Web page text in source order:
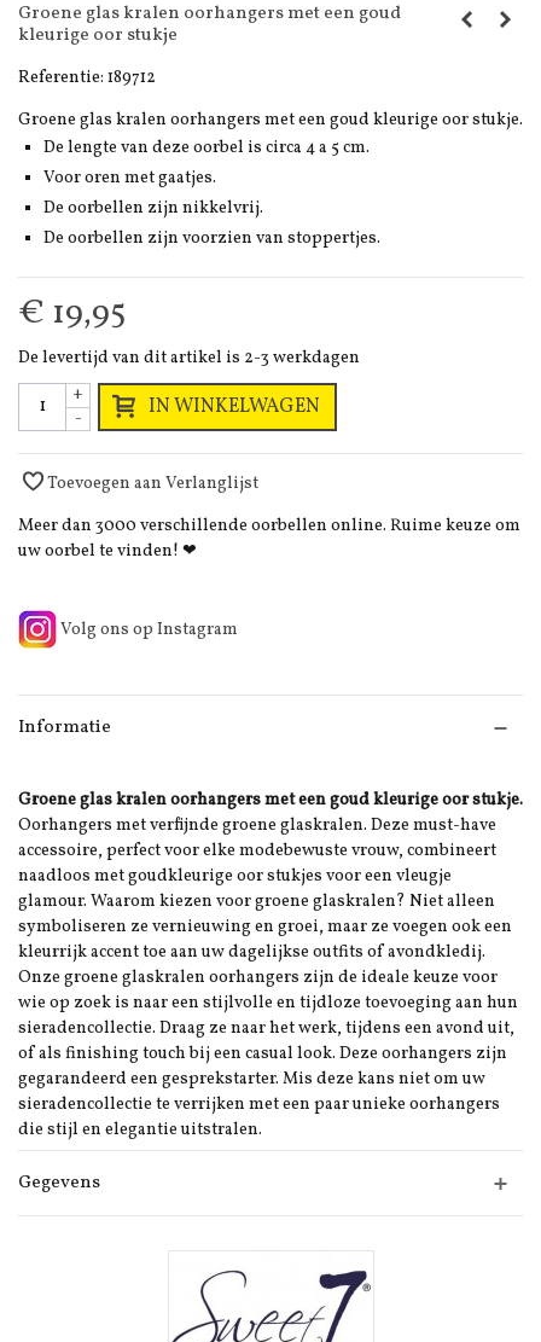
Groene glas kralen oorhangers met een goud
kleurige oor stukje
Referentie: 189712
Groene glas kralen oorhangers met een goud kleurige oor stukje.
De lengte van deze oorbel is circa 4 a 5 cm.
Voor oren met gaatjes.
De oorbellen zijn nikkelvrij.
De oorbellen zijn voorzien van stoppertjes.
€ 19,95
De levertijd van dit artikel is 2-3 werkdagen
-
+ IN WINKELWAGEN
Toevoegen aan Verlanglijst
Meer dan 3000 verschillende oorbellen online. Ruime keuze om
uw oorbel te vinden! ❤
Volg ons op Instagram
Informatie
Groene glas kralen oorhangers met een goud kleurige oor stukje.
Oorhangers met verfijnde groene glaskralen. Deze must-have
accessoire, perfect voor elke modebewuste vrouw, combineert
naadloos met goudkleurige oor stukjes voor een vleugje
glamour. Waarom kiezen voor groene glaskralen? Niet alleen
symboliseren ze vernieuwing en groei, maar ze voegen ook een
kleurrijk accent toe aan uw dagelijkse outfits of avondkledij.
Onze groene glaskralen oorhangers zijn de ideale keuze voor
wie op zoek is naar een stijlvolle en tijdloze toevoeging aan hun
sieradencollectie. Draag ze naar het werk, tijdens een avond uit,
of als finishing touch bij een casual look. Deze oorhangers zijn
gegarandeerd een gesprekstarter. Mis deze kans niet om uw
sieradencollectie te verrijken met een paar unieke oorhangers
die stijl en elegantie uitstralen.
Gegevens